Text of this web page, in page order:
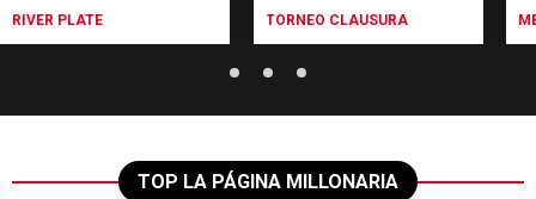
RIVER PLATE TORNEO CLAUSURA
TOP LA PÁGINA MILLONARIA